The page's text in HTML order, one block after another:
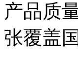
产品质
张覆盖